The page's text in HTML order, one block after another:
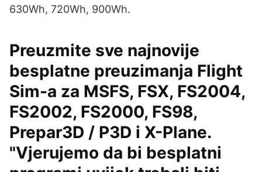
630Wh, 720Wh, 900Wh.
Preuzmite sve najnovije
besplatne preuzimanja Flight
Sim-a za MSFS, FSX, FS2004,
FS2002, FS2000, FS98,
Prepar3D / P3D i X-Plane.
"Vjerujemo da bi besplatni